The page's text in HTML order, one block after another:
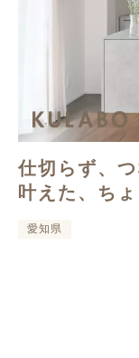
仕切らず、
叶えた、ち
愛知県